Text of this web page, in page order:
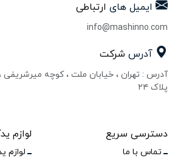
ایمیل های ارتباطی
info@mashinno.com
آدرس شرکت
آدرس : تهران ، خیابان ملت ، کوچه میرشریفی
پلاک ۲۴
دسترسی سریع
تماس با ما
لوازم
لوازم